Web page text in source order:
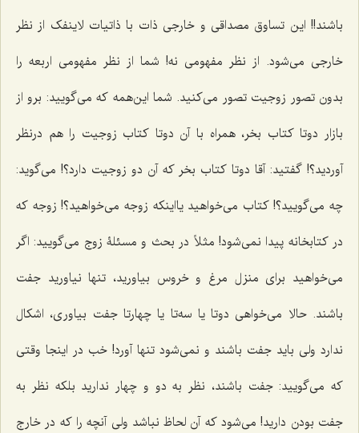
باشند!! این تساوق مصداقی و خارجی ذات با ذاتیات لاینفک از نظر
خارجی می‌شود. از نظر مفهومی نه! شما از نظر مفهومی اربعه را
بدون تصور زوجیت تصور می‌کنید. شما این‌همه که می‌گویید: برو از
بازار دوتا کتاب بخر، همراه با آن دوتا کتاب زوجیت را هم درنظر
آوردید؟! گفتید: آقا دوتا کتاب بخر که آن دو زوجیت دارد؟! می‌گوید:
چه می‌گویید؟! کتاب می‌خواهید یااینکه زوجه می‌خواهید؟! زوجه که
در کتابخانه پیدا نمی‌شود! مثلاً در بحث و مسئلۀ زوج می‌گویید: اگر
می‌خواهید برای منزل مرغ و خروس بیاورید، تنها نیاورید جفت
باشند. حالا می‌خواهی دوتا یا سه‌تا یا چهارتا جفت بیاوری، اشکال
ندارد ولی باید جفت باشند و نمی‌شود تنها آورد! خب در اینجا وقتی
که می‌گویید: جفت باشند، نظر به دو و چهار ندارید بلکه نظر به
جفت بودن دارید! می‌شود که آن لحاظ نباشد ولی آنچه را که در خارج